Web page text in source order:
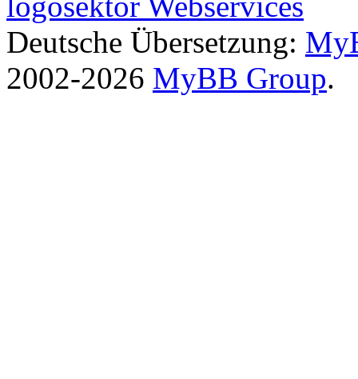
Deutsche Übersetzung:
2002-2026 MyBB Group.